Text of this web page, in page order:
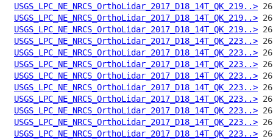
USGS_LPC_NE_NRCS_OrthoLidar_2017_D18_14T_QK_219..>
USGS_LPC_NE_NRCS_OrthoLidar_2017_D18_14T_QK_219..>
USGS_LPC_NE_NRCS_OrthoLidar_2017_D18_14T_QK_219..>
USGS_LPC_NE_NRCS_OrthoLidar_2017_D18_14T_QK_223..>
USGS_LPC_NE_NRCS_OrthoLidar_2017_D18_14T_QK_223..>
USGS_LPC_NE_NRCS_OrthoLidar_2017_D18_14T_QK_223..>
USGS_LPC_NE_NRCS_OrthoLidar_2017_D18_14T_QK_223..>
USGS_LPC_NE_NRCS_OrthoLidar_2017_D18_14T_QK_223..>
USGS_LPC_NE_NRCS_OrthoLidar_2017_D18_14T_QK_223..>
USGS_LPC_NE_NRCS_OrthoLidar_2017_D18_14T_QK_223..>
USGS_LPC_NE_NRCS_OrthoLidar_2017_D18_14T_QK_223..>
USGS_LPC_NE_NRCS_OrthoLidar_2017_D18_14T_QK_223..>